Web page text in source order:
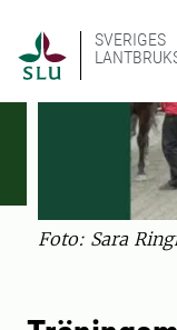
SVERIGES
Foto: Sara